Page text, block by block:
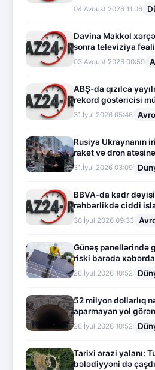
04.Avqust.2026 11:06
Davina Makkol
sonra televiziya
03.Avqust.2026 00:59
ABŞ-da qızılca
rekord göstəricisi
31.İyul.2026 05:46
Rusiya Ukraynanın
raket və dron
31.İyul.2026 03:09
BBVA-da kadr
rəhbərlikdə ciddi
30.İyul.2026 09:33
Günəş panellərində
riski barədə
26.İyul.2026 10:52
52 milyon dollarlıq
aparmayan yol
26.İyul.2026 10:52
Tarixi ərazi yalanı:
bələdiyyəni də